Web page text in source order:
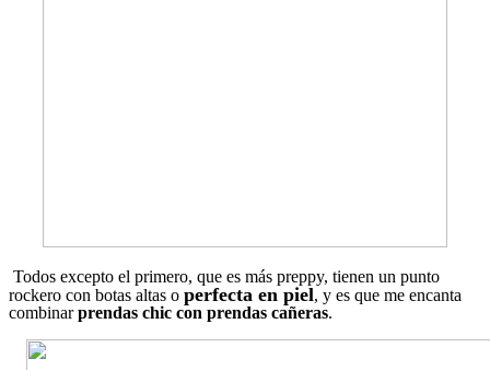
Todos excepto el primero, que es más preppy, tienen un punto
rockero con botas altas o perfecta en piel, y es que me encanta
combinarprendas chic con prendas cañeras.